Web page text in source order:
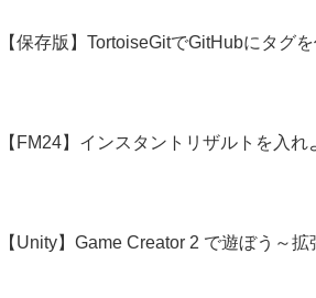
【保存版】TortoiseGitでGitHubにタグ
【FM24】インスタントリザルトを入れ
【Unity】Game Creator 2 で遊ぼう～